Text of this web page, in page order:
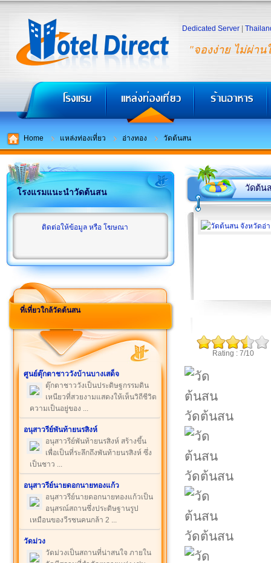
"จองง่าย ไม่ผ่าน
Dedicated Server
Home แหล่งท่องเที่ยว อ่างทอง วัดต้นสน
โรงแรมแนะนำวัดต้นสน
ติดต่อให้ข้อมูล หรือ โฆษณา
ที่เที่ยวใกล้วัดต้นสน
ศูนย์ตุ๊กตาชาววังบ้านบางเสด็จ
ตุ๊กตาชาววังเป็นประดิษฐกรรมดิน
เหนียวที่สวยงามแสดงให้เห็นวิถีชีวิต
ความเป็นอยู่ของ ...
อนุสาวรีย์พันท้ายนรสิงห์
อนุสาวรีย์พันท้ายนรสิงห์ สร้างขึ้น
เพื่อเป็นที่ระลึกถึงพันท้ายนรสิงห์ ซึ่ง
เป็นชาว ...
อนุสาวรีย์นายดอกนายทองแก้ว
อนุสาวรีย์นายดอกนายทองแก้วเป็น
อนุสรณ์สถานซึ่งประดิษฐานรูป
เหมือนของวีรชนคนกล้า 2 ...
วัดม่วง
วัดม่วงเป็นสถานที่น่าสนใจ ภายใน
วัดต้น
Rating : 7/10
วัดต้นสน
วัดต้นสน
วัดต้นสน